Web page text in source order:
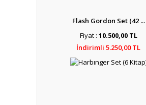
Flash Gordon Set (42 ...
Fiyat : 10.500,00 TL
İndirimli 5.250,00 TL